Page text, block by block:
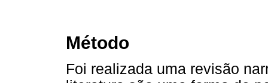
Método
Foi realizada uma revisão